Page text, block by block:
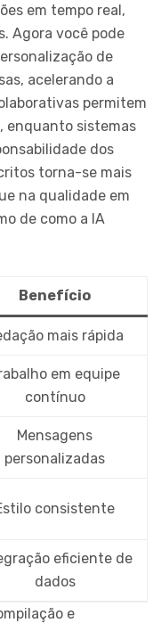
em tempo real,
Agora você pode
de
acelerando a
permitem
enquanto sistemas
dos
torna-se mais
na qualidade em
de como a IA
Benefício
mais rápida
em equipe
contínuo
Mensagens
personalizadas
consistente
eficiente de
dados
e